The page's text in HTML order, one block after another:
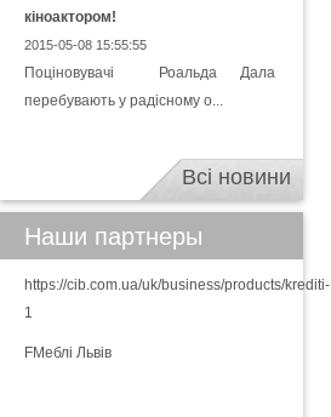
кіноактором!
2015-05-08 15:55:55
Поціновувачі Роальда Дала
перебувають у радісному о...
Всі новини
Наши партнеры
https://cib.com.ua/uk/business/products/krediti-
1
FМеблі Львів